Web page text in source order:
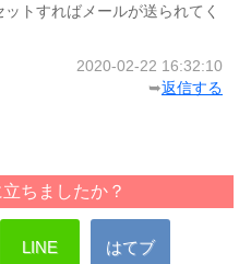
トすればメールが送られてく
2020-02-22 16:32:10
➥返信する
ちましたか？
LINE はてブ